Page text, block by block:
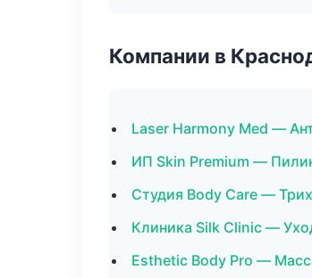
Компании в
Laser Harmony Med —
ИП Skin Premium —
Студия Body Care —
Клиника Silk Clinic —
Esthetic Body Pro —